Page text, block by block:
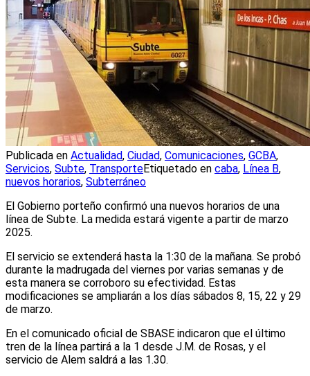
Publicada en Actualidad, Ciudad, Comunicaciones, GCBA,
Servicios, Subte, TransporteEtiquetado en caba, Línea B,
nuevos horarios, Subterráneo
El Gobierno porteño confirmó una nuevos horarios de una
línea de Subte. La medida estará vigente a partir de marzo
2025.
El servicio se extenderá hasta la 1:30 de la mañana. Se probó
durante la madrugada del viernes por varias semanas y de
esta manera se corroboro su efectividad. Estas
modificaciones se ampliarán a los días sábados 8, 15, 22 y 29
de marzo.
En el comunicado oficial de SBASE indicaron que el último
tren de la línea partirá a la 1 desde J.M. de Rosas, y el
servicio de Alem saldrá a las 1.30.